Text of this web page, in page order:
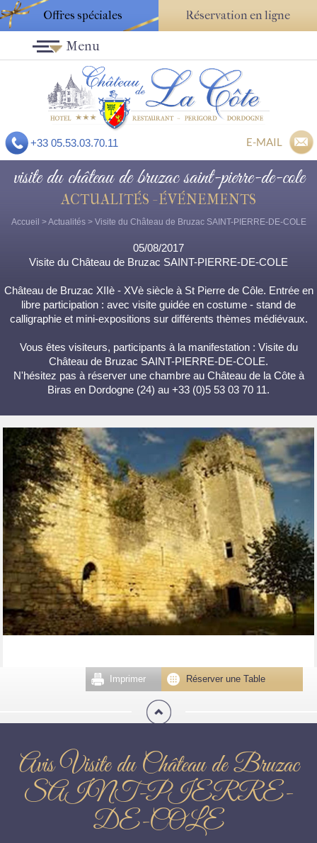
Offres spéciales Réservation en ligne
+33 05.53.03.70.11 E-MAIL
Menu
visite du château de bruzac saint-pierre-de-cole
ACTUALITÉS - ÉVÉNEMENTS
Accueil >Actualités> Visite du Château de Bruzac SAINT-PIERRE-DE-COLE
05/08/2017
Visite du Château de Bruzac SAINT-PIERRE-DE-COLE
Château de Bruzac XIIè - XVè siècle à St Pierre de Côle. Entrée en
libre participation : avec visite guidée en costume - stand de
calligraphie et mini-expositions sur différents thèmes médiévaux.
Vous êtes visiteurs, participants à la manifestation : Visite du
Château de Bruzac SAINT-PIERRE-DE-COLE.
N'hésitez pas à réserver une chambre au Château de la Côte à
Biras en Dordogne (24) au +33 (0)5 53 03 70 11.
Réserver une Table
Imprimer
Avis Visite du Château de Bruzac
SAINT-PIERRE-
DE-COLE